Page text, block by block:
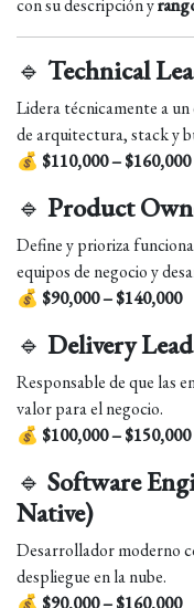
con su descripción y
🔹 Technical
Lidera técnicamente a
de arquitectura, stack y
💰 $110,000 – $160,000
🔹 Product
Define y prioriza
equipos de negocio y
💰 $90,000 – $140,000
🔹 Delivery Lead
Responsable de que las
valor para el negocio.
💰 $100,000 – $150,000
🔹 Software
Native)
Desarrollador moderno
despliegue en la nube.
💰 $90,000 – $160,000